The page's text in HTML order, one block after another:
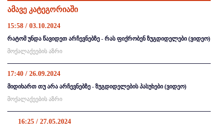
ამავე კატეგორიაში
15:58 / 03.10.2024
რატომ უნდა წავიდეთ არჩევნებზე - რას ფიქრობენ ზუგდიდელები (ვიდეო)
მოქალაქეების აზრი
17:40 / 26.09.2024
მიდიხართ თუ არა არჩევნებზე - ზუგდიდელების პასუხები (ვიდეო)
მოქალაქეების აზრი
16:25 / 27.05.2024